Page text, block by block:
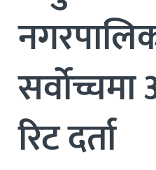
रिट दर्ता